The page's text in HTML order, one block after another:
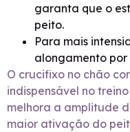
garanta que o
peito.
Para mais
alongamento por
O crucifixo no chão
indispensável no
melhora a amplitude
maior ativação do